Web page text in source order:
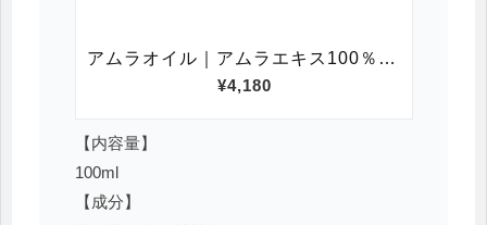
【内容量】
100ml
【成分】